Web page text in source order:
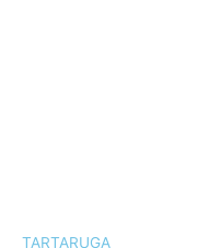
TARTARUGA